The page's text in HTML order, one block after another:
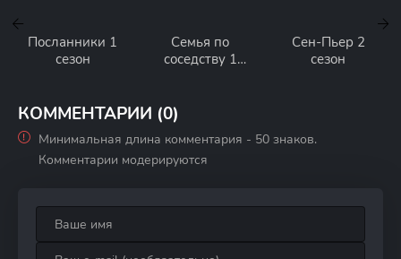
Посланники 1
сезон
Семья по
соседству 1
Сен-Пьер 2
сезон
КОММЕНТАРИИ (0)
Минимальная длина комментария - 50 знаков.
Комментарии модерируются